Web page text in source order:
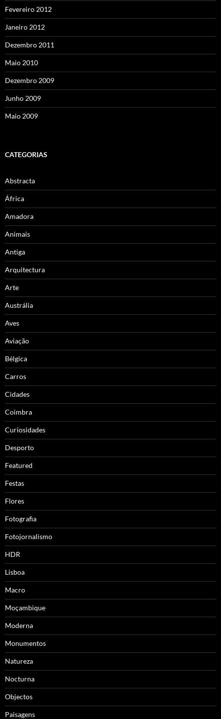
Fevereiro 2012
Janeiro 2012
Dezembro 2011
Maio 2010
Dezembro 2009
Junho 2009
Maio 2009
CATEGORIAS
Abstracta
África
Amadora
Animais
Antiga
Arquitectura
Arte
Austrália
Aves
Aviação
Bélgica
Carros
Cidades
Coimbra
Curiosidades
Desporto
Featured
Festas
Flores
Fotografia
Fotojornalismo
HDR
Lisboa
Macro
Moçambique
Moderna
Monumentos
Natureza
Nocturna
Objectos
Paisagens